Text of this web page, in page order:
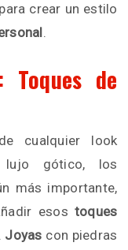
crear un estilo
.
Toques de
cualquier look
lujo gótico, los
más importante,
esos toques
Joyas con piedras